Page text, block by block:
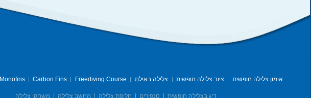
אימון צלילה חופשית | ציוד צלילה חופשית | צלילה באילת |
Monofins| Carbon Fins| Freediving Course
דיג בצלילה חופשית סנפירים חליפת צלילה מחשב צלילה משחקי צלילה